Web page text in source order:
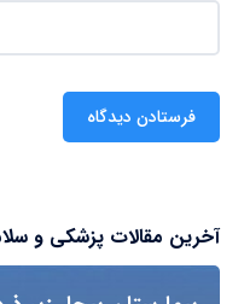
آخرین مقالات پزشکی و